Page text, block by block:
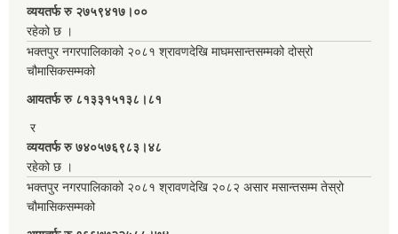
व्ययतर्फ रु २७५९४१७।००
रहेको छ ।
भक्तपुर नगरपालिकाको २०८१ श्रावणदेखि माघमसान्तसम्मको दोस्रो
चौमासिकसम्मको
आयतर्फ रु‌ ८१३३१५१३८।८१
र
व्ययतर्फ रु ७४०५७६९८३।४८
रहेको छ ।
भक्तपुर नगरपालिकाको २०८१ श्रावणदेखि २०८२ असार मसान्तसम्म तेस्रो
चौमासिकसम्मको